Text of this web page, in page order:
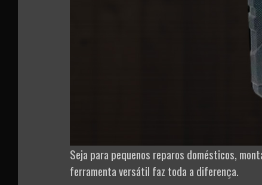
Seja para pequenos reparos domésticos,
ferramenta versátil faz toda a diferença.